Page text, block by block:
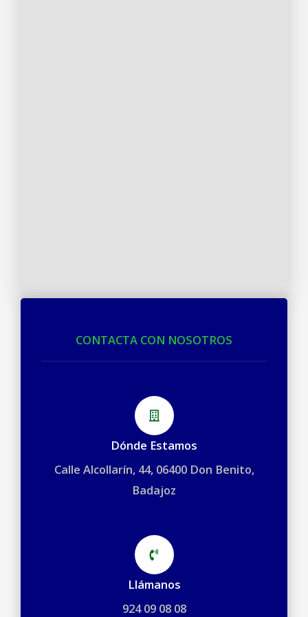
CONTACTA CON NOSOTROS
Dónde Estamos
Calle Alcollarín, 44, 06400 Don Benito,
Badajoz
Llámanos
924 09 08 08